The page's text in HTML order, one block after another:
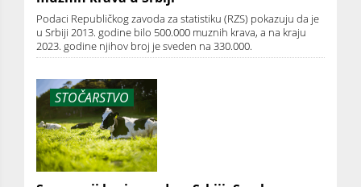
Podaci Republičkog zavoda za statistiku (RZS) pokazuju da je
u Srbiji 2013. godine bilo 500.000 muznih krava, a na kraju
2023. godine njihov broj je sveden na 330.000.
STOČARSTVO